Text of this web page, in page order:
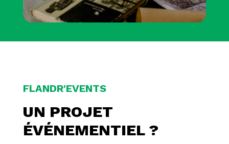
FLANDR'EVENTS
UN PROJET
ÉVÉNEMENTIEL ?